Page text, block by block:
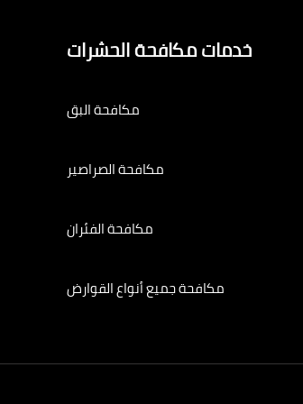
خدمات مكافحة الحشرات
مكافحة البق
مكافحة الصراصير
مكافحة الفئران
مكافحة جميع أنواع القوارض